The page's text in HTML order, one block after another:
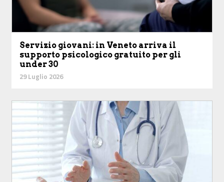
Servizio giovani: in Veneto arriva il
supporto psicologico gratuito per gli
under 30
29 Luglio 2026